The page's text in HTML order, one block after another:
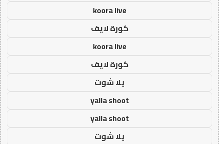
koora live
كورة لايف
koora live
كورة لايف
يلا شوت
yalla shoot
yalla shoot
يلا شوت